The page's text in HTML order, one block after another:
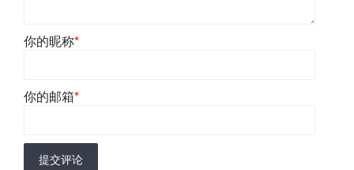
你的昵称*
你的邮箱*
提交评论